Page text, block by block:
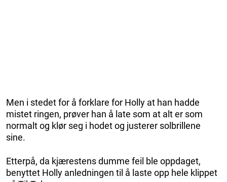
Men i stedet for å forklare for Holly at han hadde
mistet ringen, prøver han å late som at alt er som
normalt og klør seg i hodet og justerer solbrillene
sine.
Etterpå, da kjærestens dumme feil ble oppdaget,
benyttet Holly anledningen til å laste opp hele klippet